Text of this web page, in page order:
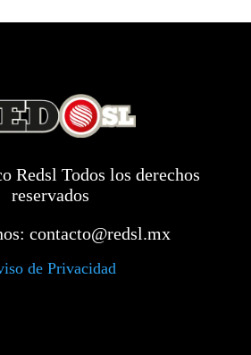
Redsl Todos los derechos
reservados
contacto@redsl.mx
de Privacidad